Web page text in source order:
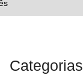
Categorias